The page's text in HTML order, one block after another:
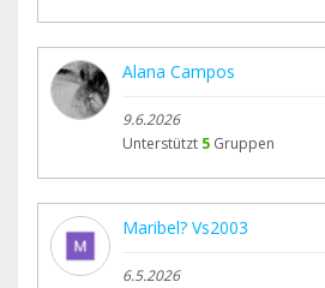
Alana Campos
9.6.2026
Unterstützt 5 Gruppen
Maribel? Vs2003
6.5.2026